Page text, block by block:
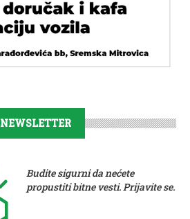
NEWSLETTER
Budite sigurni da nećete
propustiti bitne vesti. Prijavite se.